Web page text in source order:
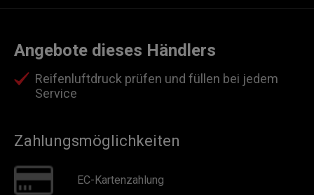
Angebote dieses Händlers
Reifenluftdruck prüfen und füllen bei jedem
Service
Zahlungsmöglichkeiten
EC-Kartenzahlung